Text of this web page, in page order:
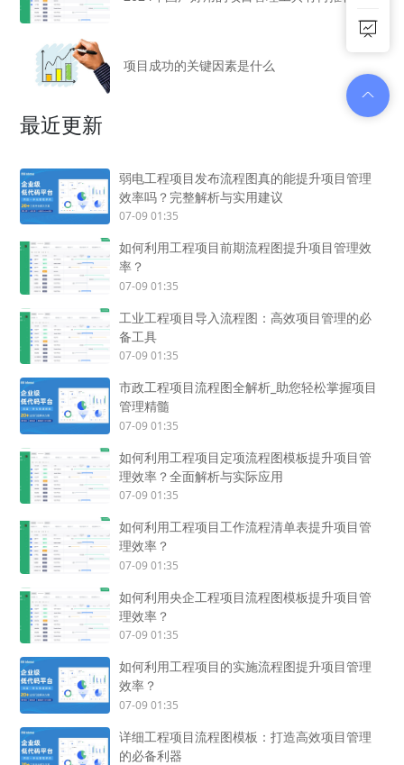
项目成功的关键因素是什么
最近更新
弱电工程项目发布流程图真的能提升项目管理
效率吗？完整解析与实用建议
07-09 01:35
如何利用工程项目前期流程图提升项目管理效
率？
07-09 01:35
工业工程项目导入流程图：高效项目管理的必
备工具
07-09 01:35
市政工程项目流程图全解析_助您轻松掌握项目
管理精髓
07-09 01:35
如何利用工程项目定项流程图模板提升项目管
理效率？全面解析与实际应用
07-09 01:35
如何利用工程项目工作流程清单表提升项目管
理效率？
07-09 01:35
如何利用央企工程项目流程图模板提升项目管
理效率？
07-09 01:35
如何利用工程项目的实施流程图提升项目管理
效率？
07-09 01:35
详细工程项目流程图模板：打造高效项目管理
的必备利器